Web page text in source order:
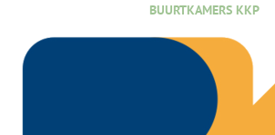
BUURTKAMERS KKP